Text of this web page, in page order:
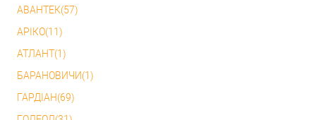
АВАНТЕК(57)
АРІКО(11)
АТЛАНТ(1)
БАРАНОВИЧИ(1)
ГАРДІАН(69)